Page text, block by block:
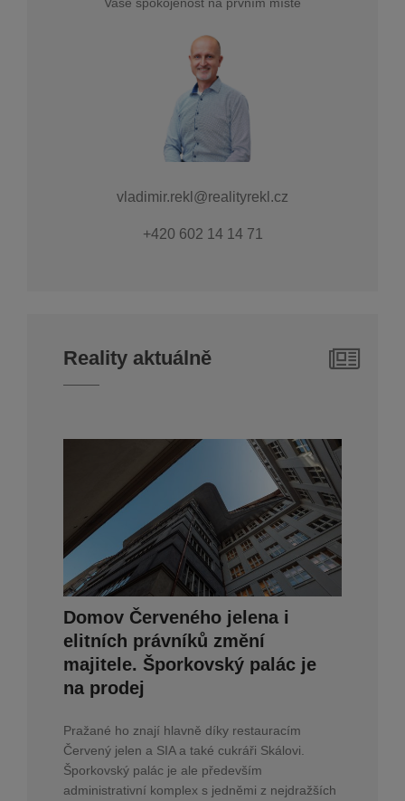
vladimir.rekl@realityrekl.cz
+420 602 14 14 71
Reality aktuálně
Domov Červeného jelena i
elitních právníků změní
majitele. Šporkovský palác je
na prodej
Pražané ho znají hlavně díky restauracím
Červený jelen a SIA a také cukráři Skálovi.
Šporkovský palác je ale především
administrativní komplex s jedněmi z nejdražších